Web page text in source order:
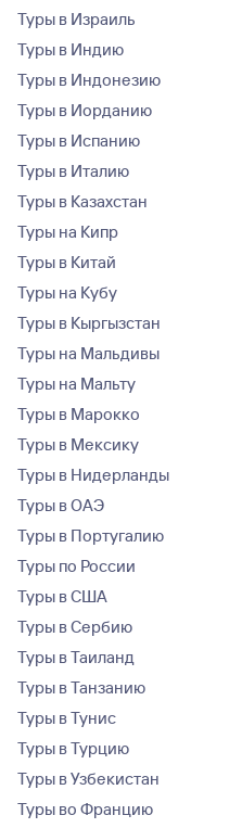
Туры в Израиль
Туры в Индию
Туры в Индонезию
Туры в Иорданию
Туры в Испанию
Туры в Италию
Туры в Казахстан
Туры на Кипр
Туры в Китай
Туры на Кубу
Туры в Кыргызстан
Туры на Мальдивы
Туры на Мальту
Туры в Марокко
Туры в Мексику
Туры в Нидерланды
Туры в ОАЭ
Туры в Португалию
Туры по России
Туры в США
Туры в Сербию
Туры в Таиланд
Туры в Танзанию
Туры в Тунис
Туры в Турцию
Туры в Узбекистан
Туры во Францию